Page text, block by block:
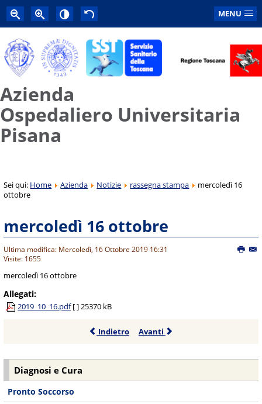
MENU
Azienda
Ospedaliero Universitaria
Pisana
Sei qui: Home Azienda Notizie rassegna stampa
mercoledì 16
ottobre
mercoledì 16 ottobre
Ultima modifica: Mercoledì, 16 Ottobre 2019 16:31
Visite: 1655
mercoledì 16 ottobre
Allegati:
2019_10_16.pdf [ ] 25370 kB
Indietro Avanti
Diagnosi e Cura
Pronto Soccorso